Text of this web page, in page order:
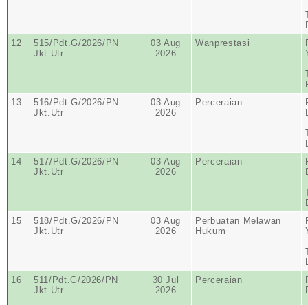
12
515/Pdt.G/2026/PN
Jkt.Utr
03 Aug
2026
Wanprestasi
13
516/Pdt.G/2026/PN
Jkt.Utr
03 Aug
2026
Perceraian
14
517/Pdt.G/2026/PN
Jkt.Utr
03 Aug
2026
Perceraian
15
518/Pdt.G/2026/PN
Jkt.Utr
03 Aug
2026
Perbuatan Melawan
Hukum
16
511/Pdt.G/2026/PN
Jkt.Utr
30 Jul
2026
Perceraian